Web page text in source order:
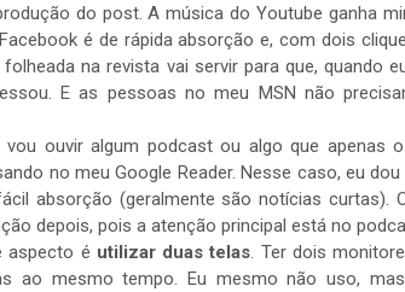
do post. A música do Youtube ganha
é de rápida absorção e, com dois
na revista vai servir para que, quando
E as pessoas no meu MSN não
vou ouvir algum podcast ou algo que apenas
no meu Google Reader. Nesse caso, eu
absorção (geralmente são notícias curtas).
depois, pois a atenção principal está no
aspecto é utilizar duas telas. Ter dois
ao mesmo tempo. Eu mesmo não uso,